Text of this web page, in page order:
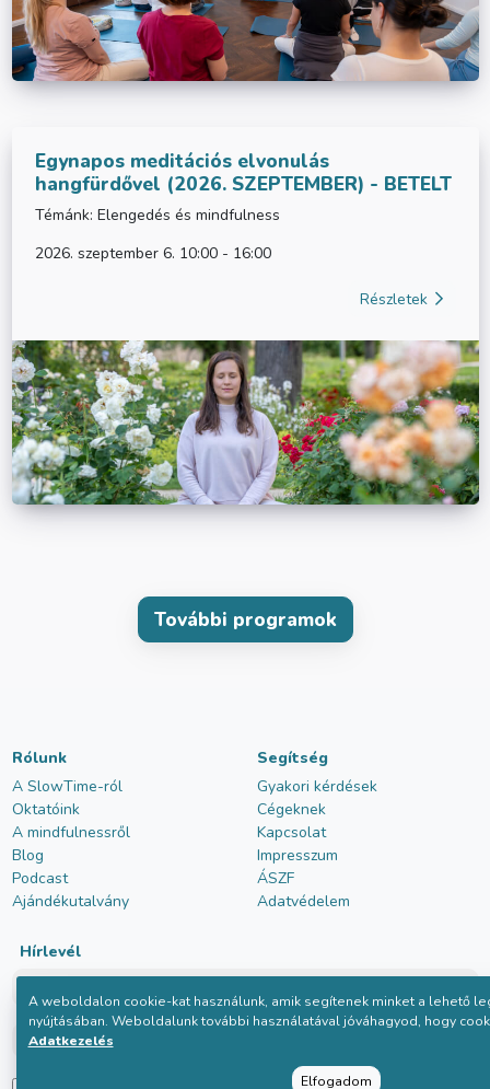
Egynapos meditációs elvonulás
hangfürdővel (2026. SZEPTEMBER) - BETELT
Témánk: Elengedés és mindfulness
2026. szeptember 6. 10:00 - 16:00
Részletek
További programok
A weboldalon cookie-kat használunk, amik segítenek minket a lehető
nyújtásában. Weboldalunk további használatával jóváhagyod, hogy
Adatkezelés
Elfogadom
Rólunk
A SlowTime-ról
Oktatóink
A mindfulnessről
Blog
Podcast
Ajándékutalvány
Segítség
Gyakori kérdések
Cégeknek
Kapcsolat
Impresszum
ÁSZF
Adatvédelem
Hírlevél